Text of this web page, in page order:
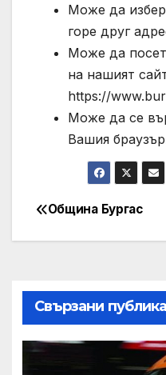
Може да
горе друг
Може да
на нашият
https://
Може да се
Вашия
Post
navigation
Община Бургас
Свързани